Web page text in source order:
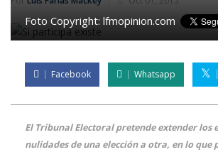
Foto Copyright: lfmopinion.com
Facebook Whatsapp
El Tribunal Electoral pretende extender los
nulidades de una elección a otra, en lo que